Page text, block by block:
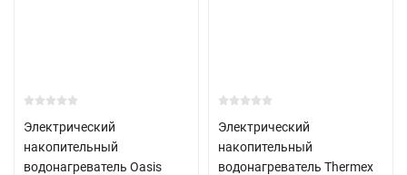
Электрический
накопительный
водонагреватель Oasis
Электрический
накопительный
водонагреватель Thermex